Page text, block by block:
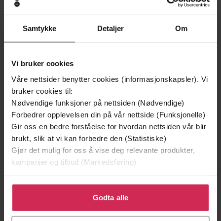
Samtykke Detaljer Om
Vi bruker cookies
Våre nettsider benytter cookies (informasjonskapsler). Vi
bruker cookies til:
Nødvendige funksjoner på nettsiden (Nødvendige)
Forbedrer opplevelsen din på vår nettside (Funksjonelle)
Gir oss en bedre forståelse for hvordan nettsiden vår blir
brukt, slik at vi kan forbedre den (Statistiske)
Gjør det mulig for oss å vise deg relevante produkter,
kampanjer og tilbud (Markedsføring)
Klikk på «Godta alle» for å gi oss ditt samtykke til å
bruke cookies for alle disse formålene. Du kan også
tilpasse ditt samtykke til spesifikke formål ved å klikke
Godta alle
199,-
Minnesota
Jo Nesbø
EBOK
349,-
Utskudd
Jørn Lier Horst
Thomas Bagger(forfatter),Anlaug Lia